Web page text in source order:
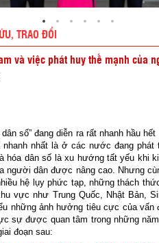
TRAO ĐỔI
và việc phát huy thế mạnh của
dân số” đang diễn ra rất nhanh hầu
nhất là ở các nước đang phát
hóa dân số là xu hướng tất yếu khi
người dân được nâng cao. Nhưng
hệ lụy phức tạp, những thách
vực như Trung Quốc, Nhật Bản,
những ảnh hưởng tiêu cực của vấn
sự được quan tâm trong những
đoạn sau: